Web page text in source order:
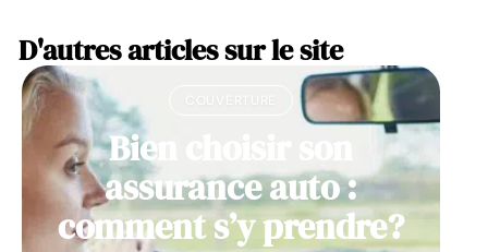
D'autres articles sur le site
Bien choisir son
assurance auto :
comment s’y prendre?